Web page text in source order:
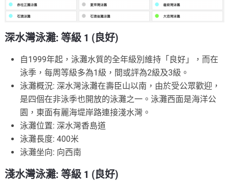
深水灣泳灘: 等級 1 (良好)
自1999年起，泳灘水質的全年級別維持「良好」，而在
泳季，每周等級多為1級，間或評為2級及3級。
泳灘概況: 深水灣泳灘在壽臣山以南，由於受公眾歡迎，
是四個在非泳季也開放的泳灘之一。泳灘西面是海洋公
園，東面有麗海堤岸路連接淺水灣。
泳灘位置: 深水灣香島道
泳灘長度: 400米
泳灘坐向: 向西南
淺水灣泳灘: 等級 1 (良好)